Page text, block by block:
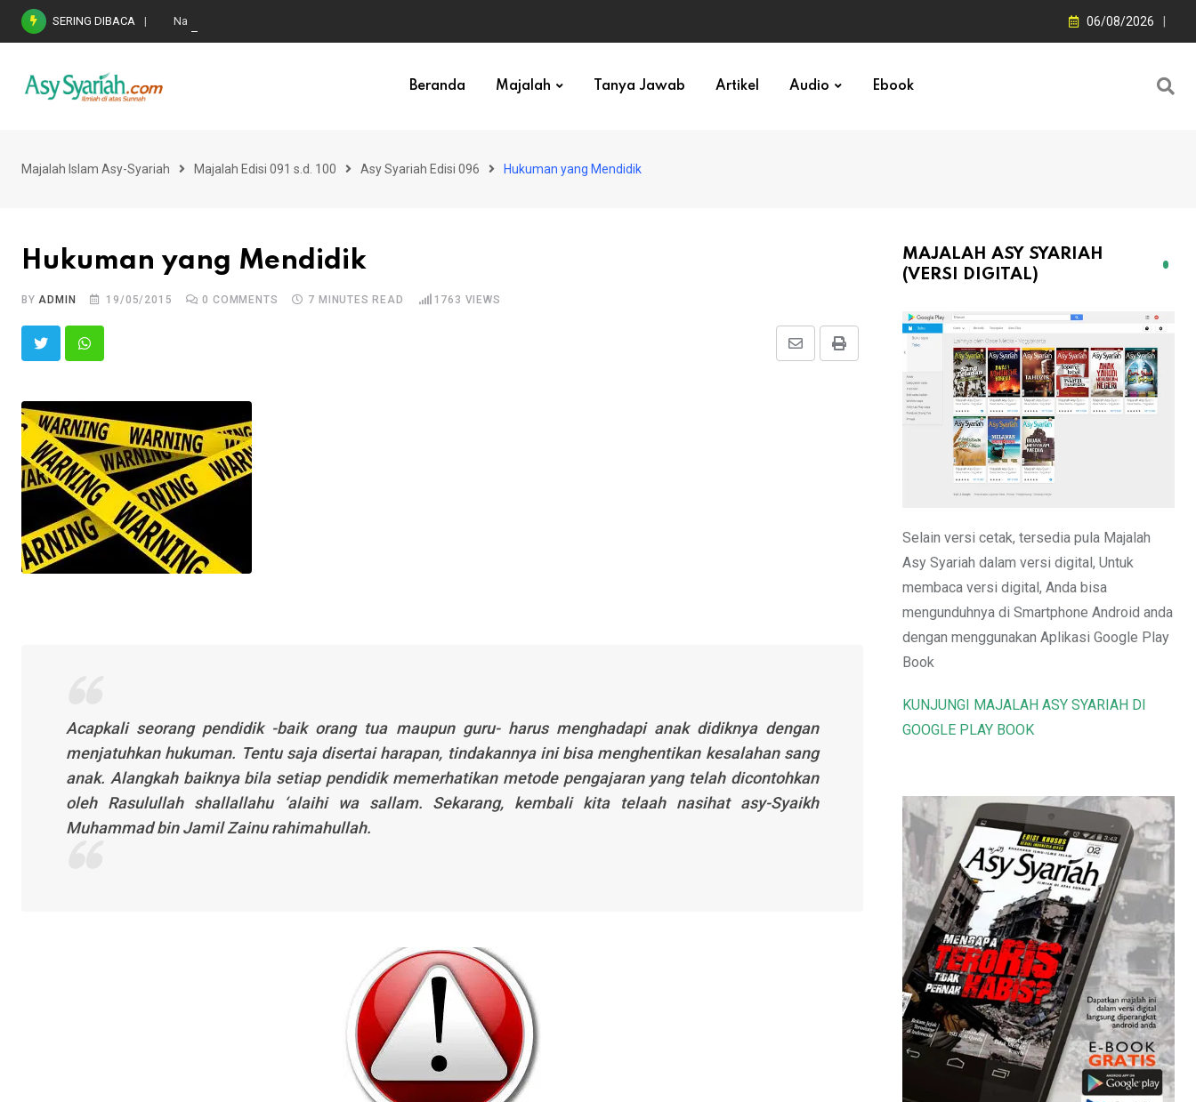
Skip
SERING DIBACA Nasihat Emas di Masa Fitnah (Ujian/Perselisihan) 06/08/2026
Beranda Majalah Tanya Jawab Artikel Audio Ebook
Majalah Islam Asy-Syariah Majalah Edisi 091 s.d. 100 Asy Syariah Edisi 096 Hukuman yang Mendidik
Hukuman yang Mendidik
BYADMIN 19/05/2015 0 COMMENTS 7 MINUTES READ 1763 VIEWS
Print
Share
Acapkali seorang pendidik -baik orang tua maupun guru- harus menghadapi anak didiknya dengan
menjatuhkan hukuman. Tentu saja disertai harapan, tindakannya ini bisa menghentikan kesalahan sang
anak. Alangkah baiknya bila setiap pendidik memerhatikan metode pengajaran yang telah dicontohkan
oleh Rasulullah shallallahu ‘alaihi wa sallam. Sekarang, kembali kita telaah nasihat asy-Syaikh
Muhammad bin Jamil Zainurahimahullah.
MAJALAH ASY SYARIAH
(VERSI DIGITAL)
Selain versi cetak, tersedia pula Majalah
Asy Syariah dalam versi digital, Untuk
membaca versi digital, Anda bisa
mengunduhnya di Smartphone Android anda
dengan menggunakan Aplikasi Google Play
Book
KUNJUNGI MAJALAH ASY SYARIAH DI
GOOGLE PLAY BOOK